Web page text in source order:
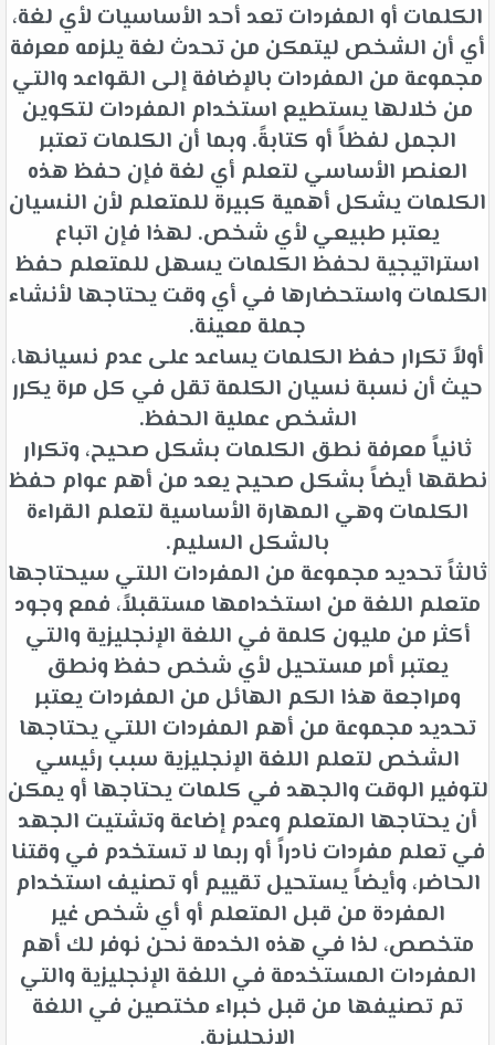
الكلمات أو المفردات تعد أحد الأساسيات لأي لغة،
أي أن الشخص ليتمكن من تحدث لغة يلزمه معرفة
مجموعة من المفردات بالإضافة إلى القواعد والتي
من خلالها يستطيع استخدام المفردات لتكوين
الجمل لفظاً أو كتابةً. وبما أن الكلمات تعتبر
العنصر الأساسي لتعلم أي لغة فإن حفظ هذه
الكلمات يشكل أهمية كبيرة للمتعلم لأن النسيان
يعتبر طبيعي لأي شخص. لهذا فإن اتباع
استراتيجية لحفظ الكلمات يسهل للمتعلم حفظ
الكلمات واستحضارها في أي وقت يحتاجها لأنشاء
جملة معينة.
أولاً تكرار حفظ الكلمات يساعد على عدم نسيانها،
حيث أن نسبة نسيان الكلمة تقل في كل مرة يكرر
الشخص عملية الحفظ.
ثانياً معرفة نطق الكلمات بشكل صحيح، وتكرار
نطقها أيضاً بشكل صحيح يعد من أهم عوام حفظ
الكلمات وهي المهارة الأساسية لتعلم القراءة
بالشكل السليم.
ثالثاً تحديد مجموعة من المفردات اللتي سيحتاجها
متعلم اللغة من استخدامها مستقبلاً، فمع وجود
أكثر من مليون كلمة في اللغة الإنجليزية والتي
يعتبر أمر مستحيل لأي شخص حفظ ونطق
ومراجعة هذا الكم الهائل من المفردات يعتبر
تحديد مجموعة من أهم المفردات اللتي يحتاجها
الشخص لتعلم اللغة الإنجليزية سبب رئيسي
لتوفير الوقت والجهد في كلمات يحتاجها أو يمكن
أن يحتاجها المتعلم وعدم إضاعة وتشتيت الجهد
في تعلم مفردات نادراً أو ربما لا تستخدم في وقتنا
الحاضر، وأيضاً يستحيل تقييم أو تصنيف استخدام
المفردة من قبل المتعلم أو أي شخص غير
متخصص، لذا في هذه الخدمة نحن نوفر لك أهم
المفردات المستخدمة في اللغة الإنجليزية والتي
تم تصنيفها من قبل خبراء مختصين في اللغة